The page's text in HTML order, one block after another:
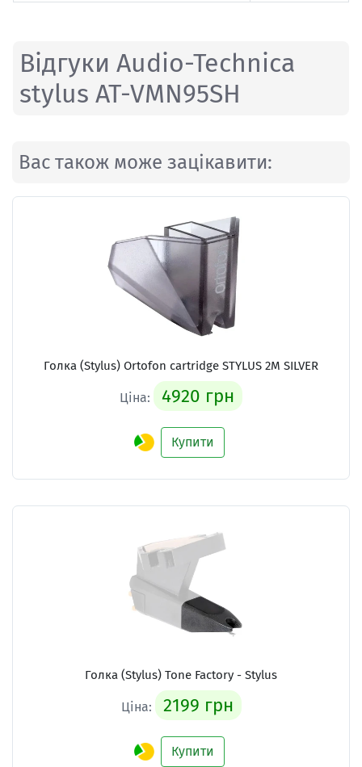
Відгуки Audio-Technica
stylus AT-VMN95SH
Вас також може зацікавити:
Голка (Stylus) Ortofon cartridge STYLUS 2M SILVER
Ціна: 4920 грн
Купити
Голка (Stylus) Tone Factory - Stylus
Ціна: 2199 грн
Купити